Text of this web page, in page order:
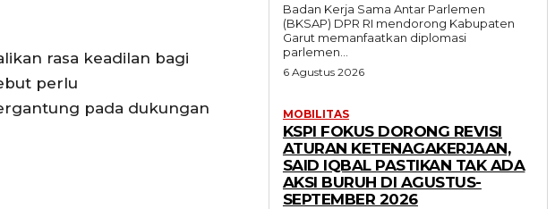
rasa keadilan bagi
perlu
pada dukungan
Badan Kerja Sama Antar Parlemen
(BKSAP) DPR RI mendorong Kabupaten
Garut memanfaatkan diplomasi
parlemen...
6 Agustus 2026
MOBILITAS
KSPI FOKUS DORONG REVISI
ATURAN KETENAGAKERJAAN,
SAID IQBAL PASTIKAN TAK ADA
AKSI BURUH DI AGUSTUS-
SEPTEMBER 2026